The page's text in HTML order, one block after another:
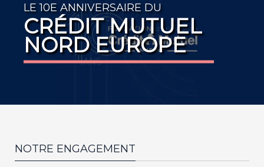
LE 10E ANNIVERSAIRE DU
CRÉDIT MUTUEL
NORD EUROPE
NOTRE ENGAGEMENT